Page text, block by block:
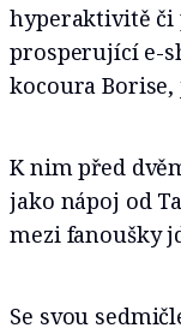
hyperaktivitě či
prosperující e-
kocoura
K nim před
jako nápoj od
mezi fanoušky
Se svou